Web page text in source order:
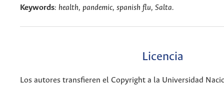
Keywords: health, pandemic, spanish flu, Salta.
Licencia
Los autores transfieren el Copyright a la Universidad